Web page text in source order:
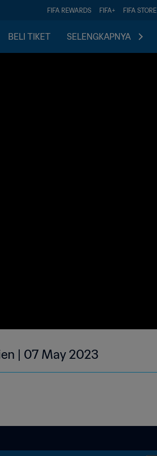
FIFA REWARDS FIFA+ FIFA STORE
BELI TIKET SELENGKAPNYA
| 07 May 2023